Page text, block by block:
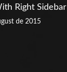
Right Sidebar
de 2015